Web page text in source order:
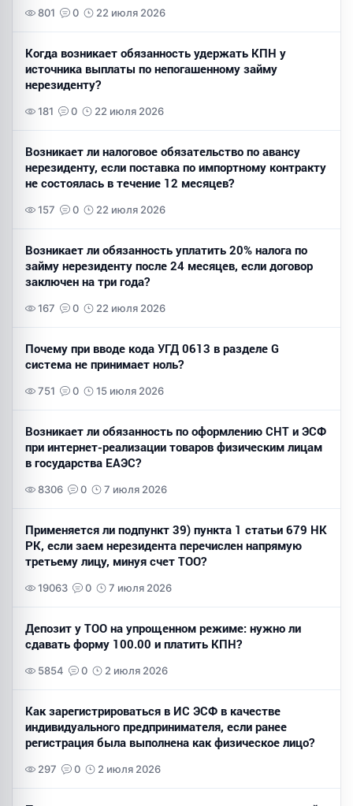
801 0 22 июля 2026
Когда возникает обязанность удержать КПН у
источника выплаты по непогашенному займу
нерезиденту?
181 0 22 июля 2026
Возникает ли налоговое обязательство по авансу
нерезиденту, если поставка по импортному контракту
не состоялась в течение 12 месяцев?
157 0 22 июля 2026
Возникает ли обязанность уплатить 20% налога по
займу нерезиденту после 24 месяцев, если договор
заключен на три года?
167 0 22 июля 2026
Почему при вводе кода УГД 0613 в разделе G
система не принимает ноль?
751 0 15 июля 2026
Возникает ли обязанность по оформлению СНТ и ЭСФ
при интернет-реализации товаров физическим лицам
в государства ЕАЭС?
8306 0 7 июля 2026
Применяется ли подпункт 39) пункта 1 статьи 679 НК
РК, если заем нерезидента перечислен напрямую
третьему лицу, минуя счет ТОО?
19063 0 7 июля 2026
Депозит у ТОО на упрощенном режиме: нужно ли
сдавать форму 100.00 и платить КПН?
5854 0 2 июля 2026
Как зарегистрироваться в ИС ЭСФ в качестве
индивидуального предпринимателя, если ранее
регистрация была выполнена как физическое лицо?
297 0 2 июля 2026